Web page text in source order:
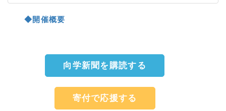
◆開催概要
向学新聞を購読する
寄付で応援する